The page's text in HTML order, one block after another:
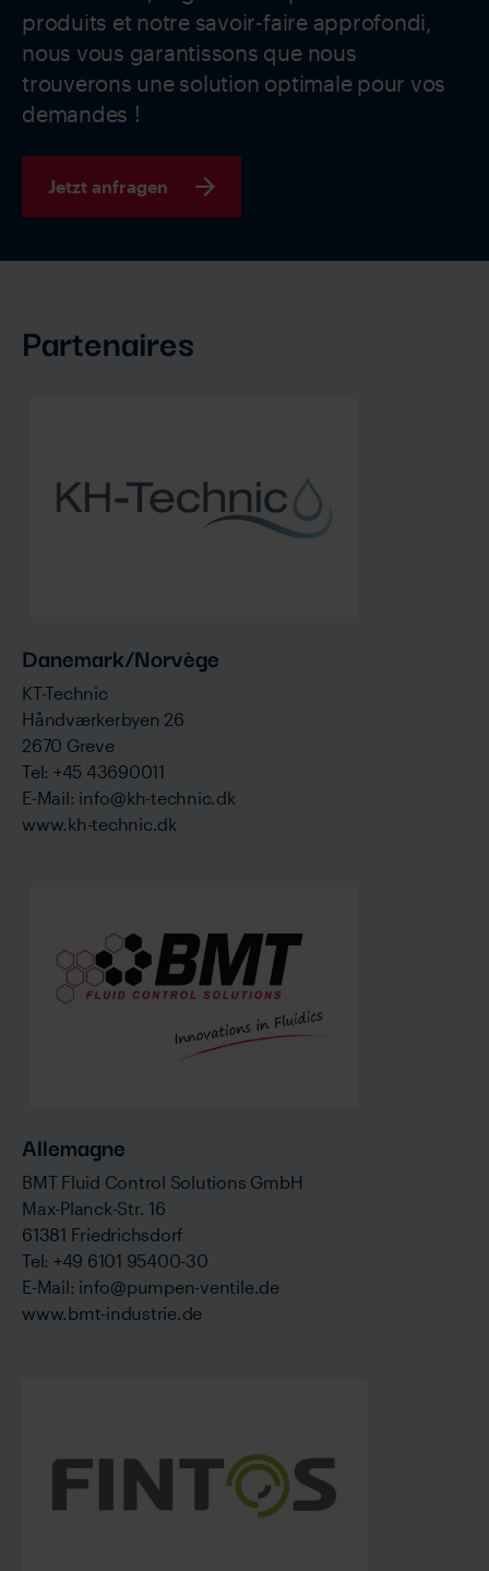
produits et notre savoir-faire approfondi,
nous vous garantissons que nous
trouverons une solution optimale pour vos
demandes !
Jetzt anfragen
Partenaires
Danemark/Norvège
KT-Technic
Håndværkerbyen 26
2670 Greve
Tel: +45 43690011
E-Mail: info@kh-technic.dk
www.kh-technic.dk
Allemagne
BMT Fluid Control Solutions GmbH
Max-Planck-Str. 16
61381 Friedrichsdorf
Tel: +49 6101 95400-30
E-Mail: info@pumpen-ventile.de
www.bmt-industrie.de